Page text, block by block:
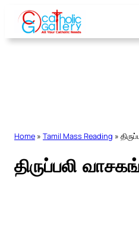
Skip
content
Home » Tamil Mass Reading »
திருப்பலி